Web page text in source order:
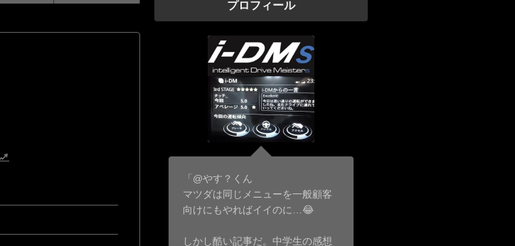
プロフィール
「@やす？くん
マツダは同じメニューを一般顧客
向けにもやればイイのに…😂
しかし酷い記事だ。中学生の感想